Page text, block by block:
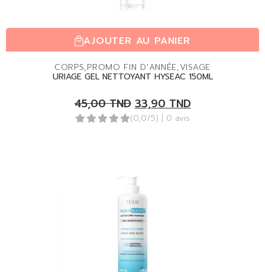
AJOUTER AU PANIER
CORPS,PROMO FIN D'ANNÉE,VISAGE
URIAGE GEL NETTOYANT HYSEAC 150ML
45,00TND 33,90TND
(0,0/5) | 0 avis